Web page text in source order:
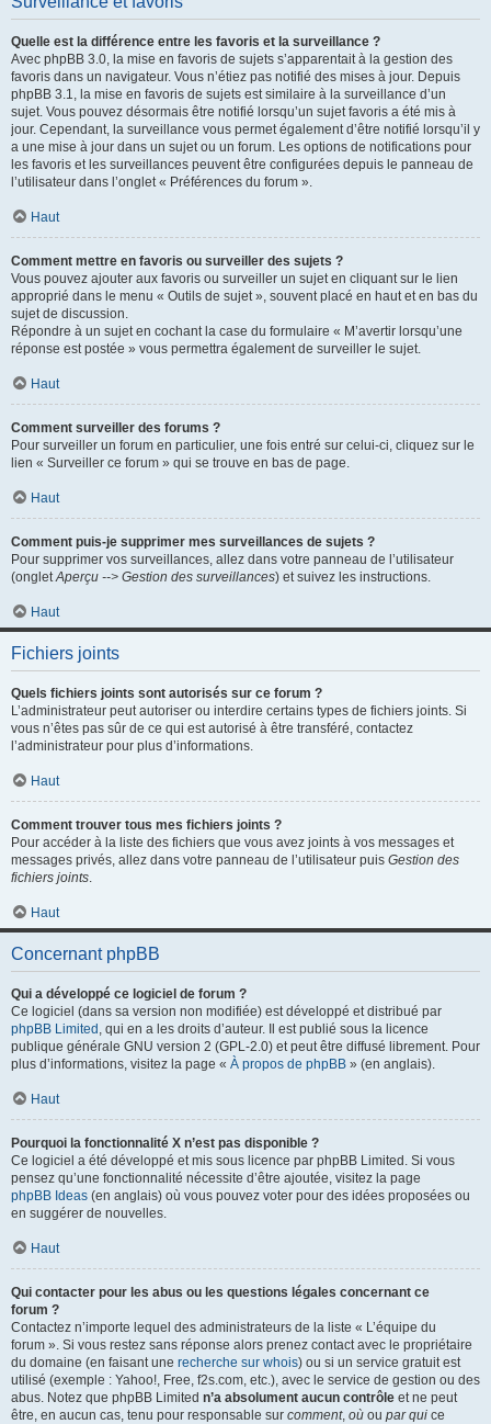
Quelle est la différence entre les favoris et la surveillance ?
Avec phpBB 3.0, la mise en favoris de sujets s’apparentait à la gestion des
favoris dans un navigateur. Vous n’étiez pas notifié des mises à jour. Depuis
phpBB 3.1, la mise en favoris de sujets est similaire à la surveillance d’un
sujet. Vous pouvez désormais être notifié lorsqu’un sujet favoris a été mis à
jour. Cependant, la surveillance vous permet également d’être notifié lorsqu’il y
a une mise à jour dans un sujet ou un forum. Les options de notifications pour
les favoris et les surveillances peuvent être configurées depuis le panneau de
l’utilisateur dans l’onglet « Préférences du forum ».
Haut
Comment mettre en favoris ou surveiller des sujets ?
Vous pouvez ajouter aux favoris ou surveiller un sujet en cliquant sur le lien
approprié dans le menu « Outils de sujet », souvent placé en haut et en bas du
sujet de discussion.
Répondre à un sujet en cochant la case du formulaire « M’avertir lorsqu’une
réponse est postée » vous permettra également de surveiller le sujet.
Haut
Comment surveiller des forums ?
Pour surveiller un forum en particulier, une fois entré sur celui-ci, cliquez sur le
lien « Surveiller ce forum » qui se trouve en bas de page.
Haut
Comment puis-je supprimer mes surveillances de sujets ?
Pour supprimer vos surveillances, allez dans votre panneau de l’utilisateur
(ongletAperçu --> Gestion des surveillances) et suivez les instructions.
Haut
Fichiers joints
Quels fichiers joints sont autorisés sur ce forum ?
L’administrateur peut autoriser ou interdire certains types de fichiers joints. Si
vous n’êtes pas sûr de ce qui est autorisé à être transféré, contactez
l’administrateur pour plus d’informations.
Haut
Comment trouver tous mes fichiers joints ?
Pour accéder à la liste des fichiers que vous avez joints à vos messages et
messages privés, allez dans votre panneau de l’utilisateur puis Gestion des
fichiers joints.
Haut
Concernant phpBB
Qui a développé ce logiciel de forum ?
Ce logiciel (dans sa version non modifiée) est développé et distribué par
phpBB Limited , qui en a les droits d’auteur. Il est publié sous la licence
publique générale GNU version 2 (GPL-2.0) et peut être diffusé librement. Pour
plus d’informations, visitez la page « À propos de phpBB » (en anglais).
Haut
Pourquoi la fonctionnalité X n’est pas disponible ?
Ce logiciel a été développé et mis sous licence par phpBB Limited. Si vous
pensez qu’une fonctionnalité nécessite d’être ajoutée, visitez la page
phpBB Ideas (en anglais) où vous pouvez voter pour des idées proposées ou
en suggérer de nouvelles.
Haut
Qui contacter pour les abus ou les questions légales concernant ce
forum ?
Contactez n’importe lequel des administrateurs de la liste « L’équipe du
forum ». Si vous restez sans réponse alors prenez contact avec le propriétaire
du domaine (en faisant une recherche sur whois) ou si un service gratuit est
utilisé (exemple : Yahoo!, Free, f2s.com, etc.), avec le service de gestion ou des
abus. Notez que phpBB Limited n’a absolument aucun contrôle et ne peut
être, en aucun cas, tenu pour responsable sur comment, où ou par qui ce